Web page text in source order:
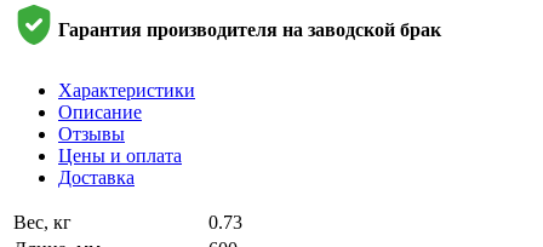
Гарантия производителя на заводской брак
Характеристики
Описание
Отзывы
Цены и оплата
Доставка
Вес, кг
0.73